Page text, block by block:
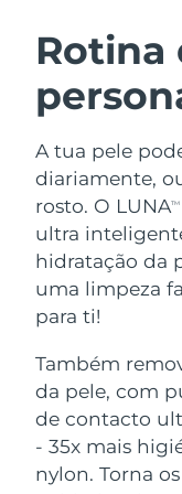
Rotina
A tua pele
diariamente,
rosto. O LUNATM
ultra
hidratação da
uma limpeza
para ti!
Também
da pele, com
de contacto
- 35x mais
nylon. Torna
Anti-
For
Hidratação
device
Smart
FAQ™
Áustria
Barein
Bélgica
Bermudas
Bósnia e
Herzegovina
Brunei
Bulgária
Canadá
Chile